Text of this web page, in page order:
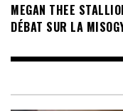
MEGAN THEE
DÉBAT SUR LA